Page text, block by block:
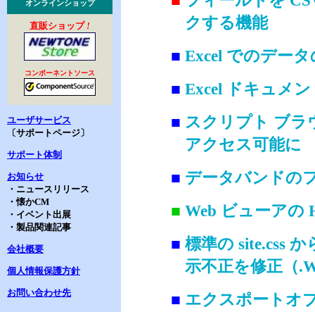
オンラインショップ
直販ショップ!
コンポーネントソース
ユーザサービス
〔サポートページ〕
サポート体制
お知らせ
・ニュースリリース
・懐かCM
・イベント出展
・製品関連記事
会社概要
個人情報保護方針
お問い合わせ先
クする機能
■ Excel でのデー
■ Excel ドキュメ
■ スクリプト ブラ
アクセス可能に
■ データバンドの
■ Web ビューアの
■ 標準の site.css
示不正を修正（
■ エクスポートオ